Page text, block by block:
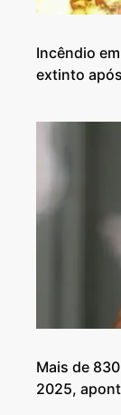
Incêndio
extinto
Mais de
2025,